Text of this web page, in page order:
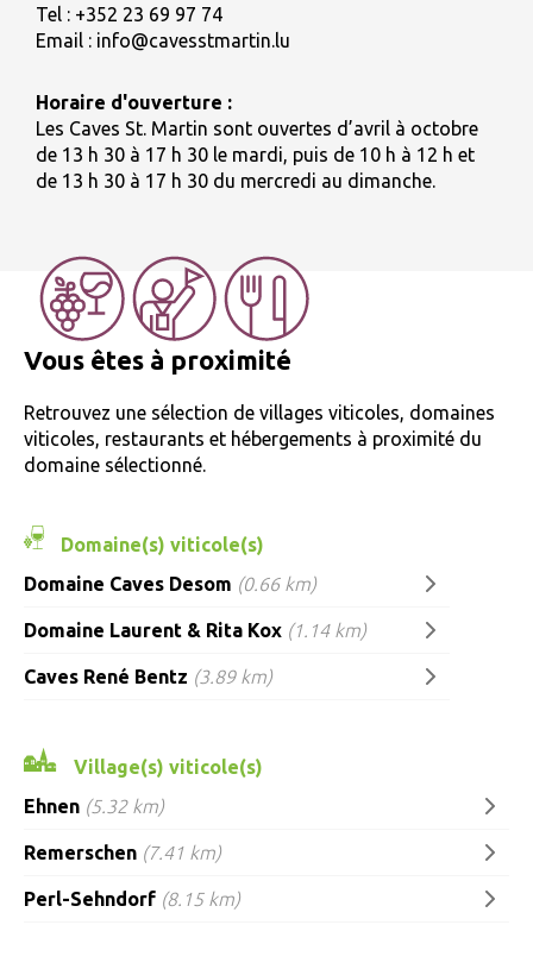
Tel : +352 23 69 97 74
Email : info@cavesstmartin.lu
Horaire d'ouverture :
Les Caves St. Martin sont ouvertes d’avril à octobre
de 13 h 30 à 17 h 30 le mardi, puis de 10 h à 12 h et
de 13 h 30 à 17 h 30 du mercredi au dimanche.
Vous êtes à proximité
Retrouvez une sélection de villages viticoles, domaines
viticoles, restaurants et hébergements à proximité du
domaine sélectionné.
Domaine(s) viticole(s)
Domaine Caves Desom (0.66 km)
Domaine Laurent & Rita Kox (1.14 km)
Caves René Bentz (3.89 km)
Village(s) viticole(s)
Ehnen (5.32 km)
Remerschen (7.41 km)
Perl-Sehndorf (8.15 km)